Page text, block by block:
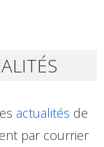
actualités de
par courrier